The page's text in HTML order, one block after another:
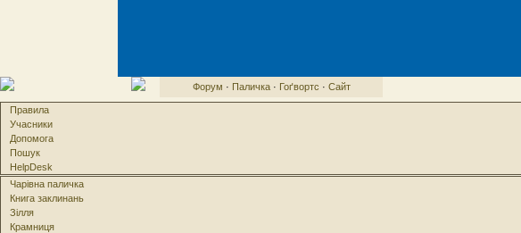
Форум · Паличка· Гоґвортс · Сайт
Правила
Учасники
Допомога
Пошук
HelpDesk
Чарівна паличка
Книга заклинань
Зілля
Крамниця